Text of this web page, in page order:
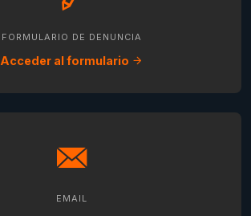
FORMULARIO DE DENUNCIA
Acceder al formulario
EMAIL